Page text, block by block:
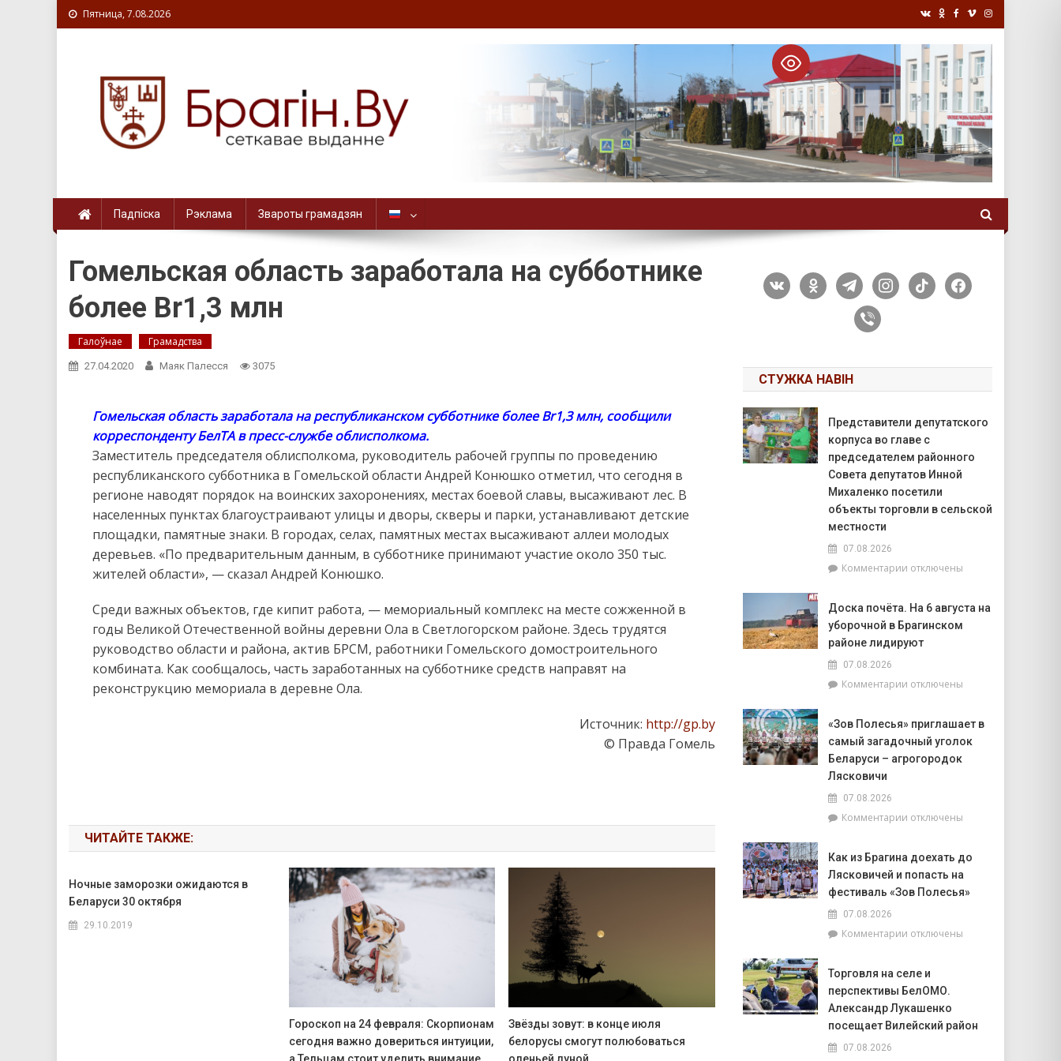
Пятница, 7.08.2026
Падпіска Рэклама Звароты грамадзян
Гомельская область заработала на субботнике
более Br1,3 млн
Галоўнае Грамадства
27.04.2020 Маяк Палесся 3075
Гомельская область заработала на республиканском субботнике более Br1,3 млн, сообщили
корреспонденту БелТА в пресс-службе облисполкома.
Заместитель председателя облисполкома, руководитель рабочей группы по проведению
республиканского субботника в Гомельской области Андрей Конюшко отметил, что сегодня в
регионе наводят порядок на воинских захоронениях, местах боевой славы, высаживают лес. В
населенных пунктах благоустраивают улицы и дворы, скверы и парки, устанавливают детские
площадки, памятные знаки. В городах, селах, памятных местах высаживают аллеи молодых
деревьев. «По предварительным данным, в субботнике принимают участие около 350 тыс.
жителей области», — сказал Андрей Конюшко.
Среди важных объектов, где кипит работа, — мемориальный комплекс на месте сожженной в
годы Великой Отечественной войны деревни Ола в Светлогорском районе. Здесь трудятся
руководство области и района, актив БРСМ, работники Гомельского домостроительного
комбината. Как сообщалось, часть заработанных на субботнике средств направят на
реконструкцию мемориала в деревне Ола.
Источник: http://gp.by
© Правда Гомель
ЧИТАЙТЕ ТАКЖЕ:
Ночные заморозки ожидаются в
Беларуси 30 октября
29.10.2019
Гороскоп на 24 февраля: Скорпионам
сегодня важно довериться интуиции,
Звёзды зовут: в конце июля
белорусы смогут полюбоваться
vkontakteodnoklassniki
telegraminstagram
tiktok facebook
viber
СТУЖКА НАВІН
Представители депутатского
корпуса во главе с
председателем районного
Совета депутатов Инной
Михаленко посетили
объекты торговли в сельской
местности
07.08.2026
Комментариик
депутатского
корпуса
во
председателем
депутатов
Инной
Михаленко
в
местности
отключены
Доска почёта. На 6 августа на
уборочной в Брагинском
районе лидируют
07.08.2026
Комментариик
почёта.
На
6
в
лидируют
отключены
«Зов Полесья» приглашает в
самый загадочный уголок
Беларуси – агрогородок
Лясковичи
07.08.2026
Комментариик
Полесья»
приглашает
в
уголок
агрогородок
Лясковичи
отключены
Как из Брагина доехать до
Лясковичей и попасть на
фестиваль «Зов Полесья»
07.08.2026
Комментариик
из
Брагина
доехать
до
отключены
Торговля на селе и
перспективы БелОМО.
Александр Лукашенко
посещает Вилейский район
07.08.2026